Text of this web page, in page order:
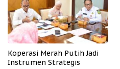
Koperasi Merah Putih Jadi
Instrumen Strategis